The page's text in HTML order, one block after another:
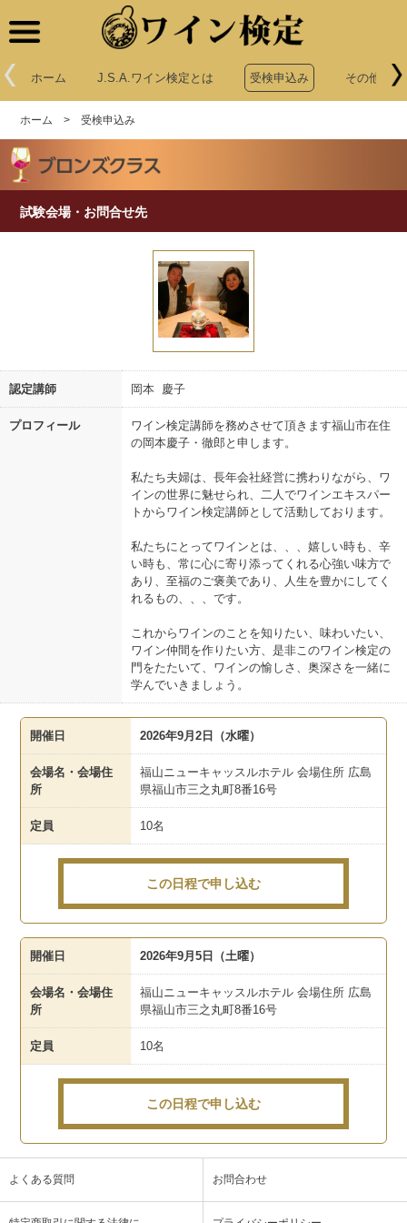
ホーム J.S.A.ワイン検定とは 受検申込み その他申込
ホーム >受検申込み
試験会場・お問合せ先
認定講師 岡本 慶子
プロフィール
ワイン検定講師を務めさせて頂きます福山市在住
の岡本慶子・徹郎と申します。
私たち夫婦は、長年会社経営に携わりながら、ワ
インの世界に魅せられ、二人でワインエキスパー
トからワイン検定講師として活動しております。
私たちにとってワインとは、、、嬉しい時も、辛
い時も、常に心に寄り添ってくれる心強い味方で
あり、至福のご褒美であり、人生を豊かにしてく
れるもの、、、です。
これからワインのことを知りたい、味わいたい、
ワイン仲間を作りたい方、是非このワイン検定の
門をたたいて、ワインの愉しさ、奥深さを一緒に
学んでいきましょう。
開催日 2026年9月2日（水曜）
会場名・会場住
所
福山ニューキャッスルホテル 会場住所 広島
県福山市三之丸町8番16号
定員 10名
この日程で申し込む
開催日 2026年9月5日（土曜）
会場名・会場住
所
福山ニューキャッスルホテル 会場住所 広島
県福山市三之丸町8番16号
定員 10名
この日程で申し込む
よくある質問 お問合わせ